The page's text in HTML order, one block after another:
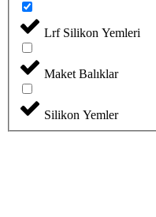
Lrf Silikon Yemleri
Maket Balıklar
Silikon Yemler